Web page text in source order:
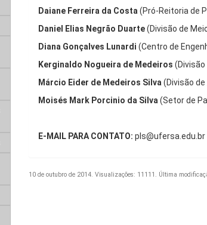
Daiane Ferreira da Costa (Pró-Reitoria de
Daniel Elias Negrão Duarte(Divisão de
Diana Gonçalves Lunardi (Centro de
Kerginaldo Nogueira de Medeiros
Márcio Eider de Medeiros Silva (Divisão
Moisés Mark Porcinio da Silva (Setor de
E-MAIL PARA CONTATO: pls@ufersa.edu.br
10 de outubro de 2014. Visualizações: 11111. Última